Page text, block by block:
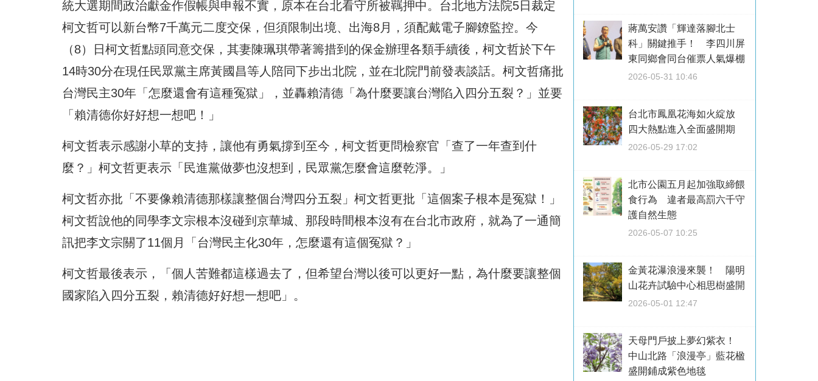
統大選期間政治獻金作假帳與申報不實，原本在台北看守所被羈押中。台北地方法院5日裁定
柯文哲可以新台幣7千萬元二度交保，但須限制出境、出海8月，須配戴電子腳鐐監控。今
（8）日柯文哲點頭同意交保，其妻陳珮琪帶著籌措到的保金辦理各類手續後，柯文哲於下午
14時30分在現任民眾黨主席黃國昌等人陪同下步出北院，並在北院門前發表談話。柯文哲痛批
台灣民主30年「怎麼還會有這種冤獄」，並轟賴清德「為什麼要讓台灣陷入四分五裂？」並要
「賴清德你好好想一想吧！」
柯文哲表示感謝小草的支持，讓他有勇氣撐到至今，柯文哲更問檢察官「查了一年查到什
麼？」柯文哲更表示「民進黨做夢也沒想到，民眾黨怎麼會這麼乾淨。」
柯文哲亦批「不要像賴清德那樣讓整個台灣四分五裂」柯文哲更批「這個案子根本是冤獄！」
柯文哲說他的同學李文宗根本沒碰到京華城、那段時間根本沒有在台北市政府，就為了一通簡
訊把李文宗關了11個月「台灣民主化30年，怎麼還有這個冤獄？」
柯文哲最後表示，「個人苦難都這樣過去了，但希望台灣以後可以更好一點，為什麼要讓整個
國家陷入四分五裂，賴清德好好想一想吧」。
蔣萬安讚「輝達落腳北士
科」關鍵推手！ 李四川屏
東同鄉會同台催票人氣爆棚
2026-05-31 10:46
台北市鳳凰花海如火綻放
四大熱點進入全面盛開期
2026-05-29 17:02
北市公園五月起加強取締餵
食行為 違者最高罰六千守
護自然生態
2026-05-07 10:25
金黃花瀑浪漫來襲！ 陽明
山花卉試驗中心相思樹盛開
2026-05-01 12:47
天母門戶披上夢幻紫衣！
中山北路「浪漫亭」藍花楹
盛開鋪成紫色地毯